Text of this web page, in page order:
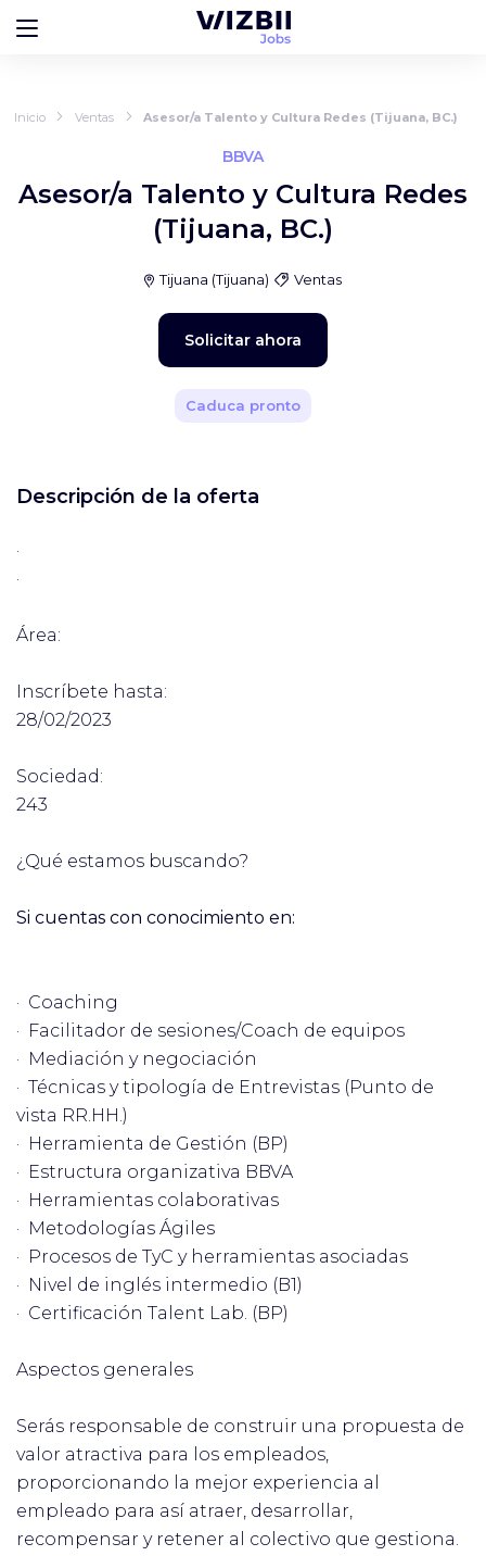
Inicio Ventas Asesor/a Talento y Cultura Redes (Tijuana, BC.)
BBVA
Asesor/a Talento y Cultura Redes
(Tijuana, BC.)
Tijuana (Tijuana) Ventas
Solicitar ahora
Caduca pronto
Descripción de la oferta
·
·
Área:
Inscríbete hasta:
28/02/2023
Sociedad:
243
¿Qué estamos buscando?
Si cuentas con conocimiento en:
· Coaching
· Facilitador de sesiones/Coach de equipos
· Mediación y negociación
· Técnicas y tipología de Entrevistas (Punto de
vista RR.HH.)
· Herramienta de Gestión (BP)
· Estructura organizativa BBVA
· Herramientas colaborativas
· Metodologías Ágiles
· Procesos de TyC y herramientas asociadas
· Nivel de inglés intermedio (B1)
· Certificación Talent Lab. (BP)
Aspectos generales
Serás responsable de construir una propuesta de
valor atractiva para los empleados,
proporcionando la mejor experiencia al
empleado para así atraer, desarrollar,
recompensar y retener al colectivo que gestiona.